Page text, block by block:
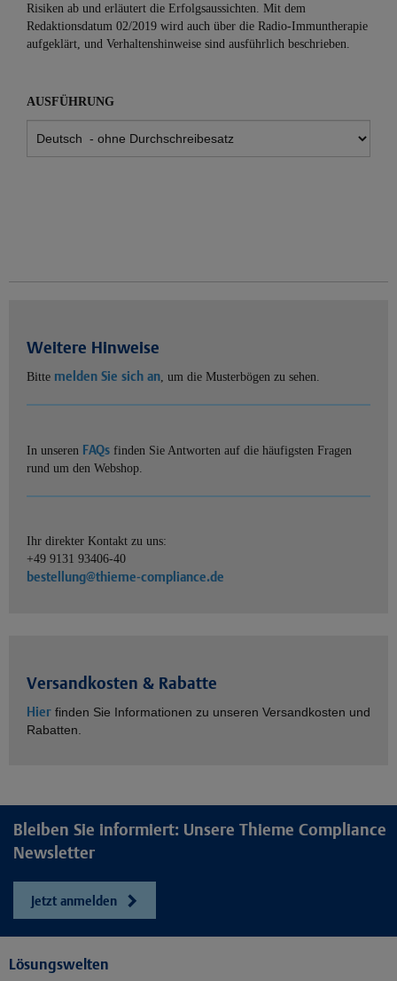
Risiken ab und erläutert die Erfolgsaussichten. Mit dem
Redaktionsdatum 02/2019 wird auch über die Radio-Immuntherapie
aufgeklärt, und Verhaltenshinweise sind ausführlich beschrieben.
AUSFÜHRUNG
Weitere Hinweise
Bitte melden Sie sich an, um die Musterbögen zu sehen.
In unseren FAQs finden Sie Antworten auf die häufigsten Fragen
rund um den Webshop.
Ihr direkter Kontakt zu uns:
+49 9131 93406-40
bestellung@thieme-compliance.de
Versandkosten & Rabatte
Hier finden Sie Informationen zu unseren Versandkosten und
Rabatten.
Bleiben Sie informiert: Unsere Thieme Compliance
Newsletter
Jetzt anmelden
Lösungswelten